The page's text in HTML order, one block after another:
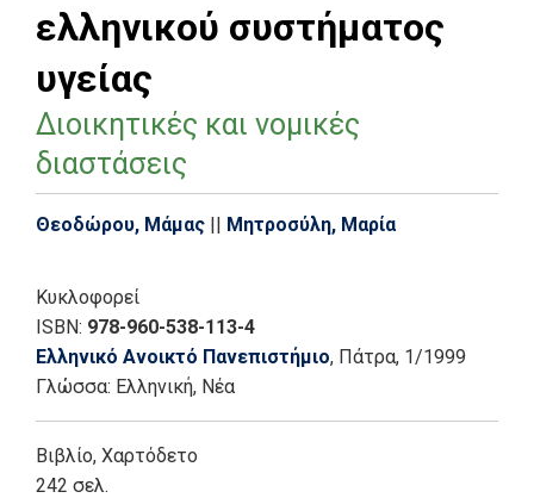
ελληνικού συστήματος
υγείας
Διοικητικές και νομικές
διαστάσεις
Θεοδώρου, Μάμας || Μητροσύλη, Μαρία
Κυκλοφορεί
ISBN: 978-960-538-113-4
Ελληνικό Ανοικτό Πανεπιστήμιο, Πάτρα, 1/1999
Γλώσσα: Ελληνική, Νέα
Βιβλίο, Χαρτόδετο
242 σελ.